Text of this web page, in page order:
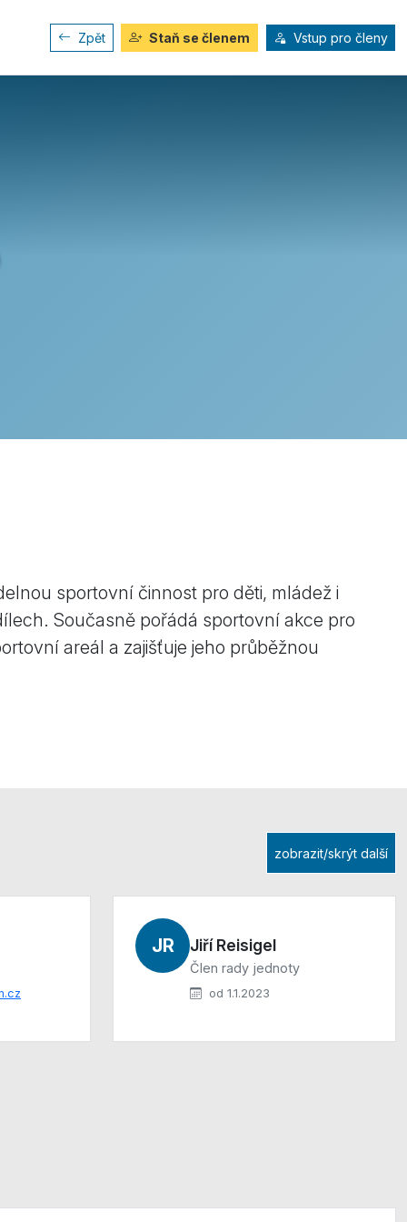
Zpět Staň se členem Vstup pro členy
sportovní činnost pro děti, mládež i
Současně pořádá sportovní akce pro
areál a zajišťuje jeho průběžnou
zobrazit/skrýt další
JR Jiří Reisigel
Člen rady jednoty
od 1.1.2023